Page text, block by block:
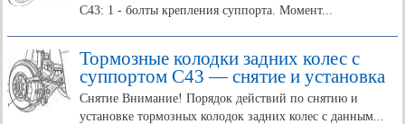
С43: 1 - болты крепления суппорта. Момент...
Тормозные колодки задних колес с
суппортом С43 — снятие и установка
Снятие Внимание! Порядок действий по снятию и
установке тормозных колодок задних колес с данным...